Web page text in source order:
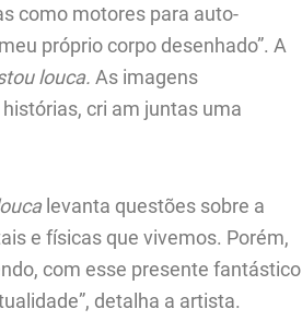
como motores para auto-
próprio corpo desenhado”. A
louca. As imagens
cri am juntas uma
levanta questões sobre a
e físicas que vivemos. Porém,
com esse presente fantástico
detalha a artista.